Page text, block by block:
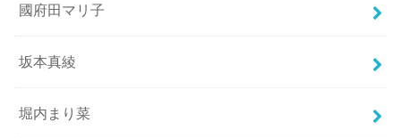
國府田マリ子
坂本真綾
堀内まり菜